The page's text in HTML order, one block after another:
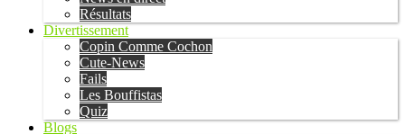
Résultats
Divertissement
Copin Comme Cochon
Cute-News
Fails
Les Bouffistas
Quiz
Blogs